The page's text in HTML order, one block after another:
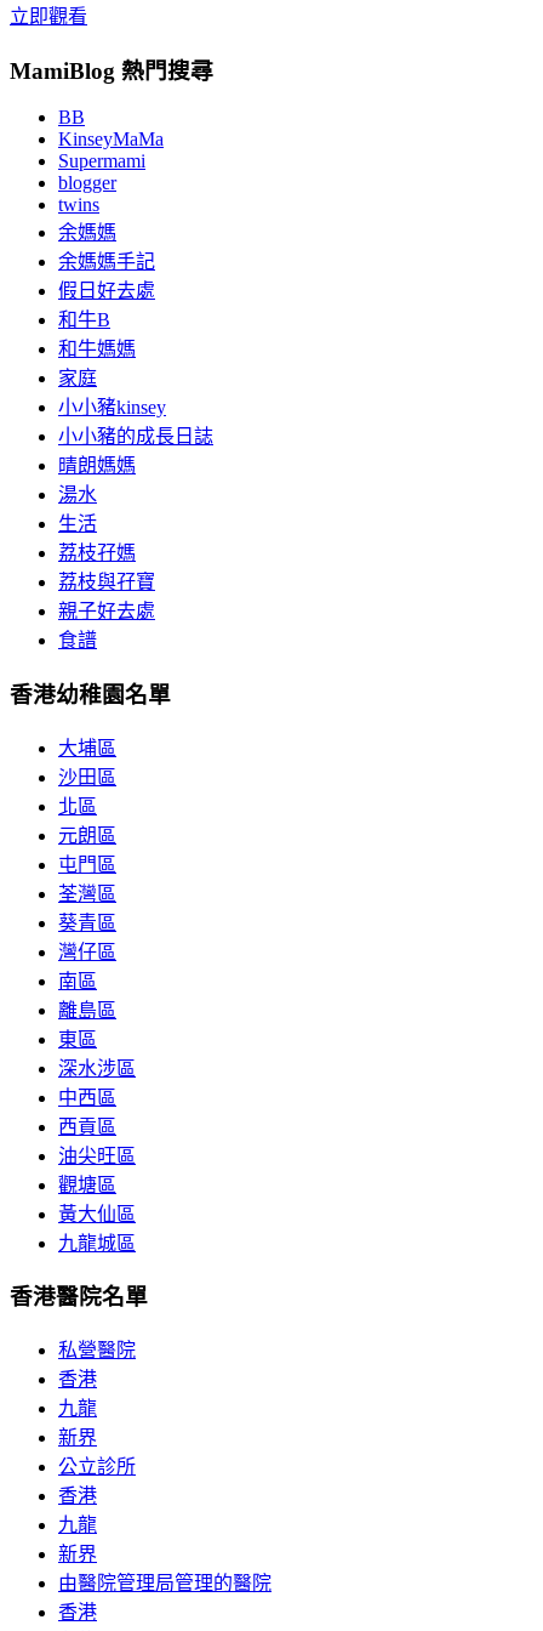
立即觀看
MamiBlog 熱門搜尋
BB
KinseyMaMa
Supermami
blogger
twins
余媽媽
余媽媽手記
假日好去處
和牛B
和牛媽媽
家庭
小小豬kinsey
小小豬的成長日誌
晴朗媽媽
湯水
生活
荔枝孖媽
荔枝與孖寶
親子好去處
食譜
香港幼稚園名單
大埔區
沙田區
北區
元朗區
屯門區
荃灣區
葵青區
灣仔區
南區
離島區
東區
深水涉區
中西區
西貢區
油尖旺區
觀塘區
黃大仙區
九龍城區
香港醫院名單
私營醫院
香港
九龍
新界
公立診所
香港
九龍
新界
由醫院管理局管理的醫院
香港